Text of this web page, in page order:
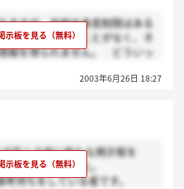
ますが、年齢や身長制限はある
ルにも行ったことがなく、ネ
報を得られません。 どういっ
ジに契約の方たちの悲痛な叫び
してもいないのにこんな心配
が。
2003年6月26日 18:27
生じる前に新たな掲示板を
名で作成しました。
待ちをしている者です。